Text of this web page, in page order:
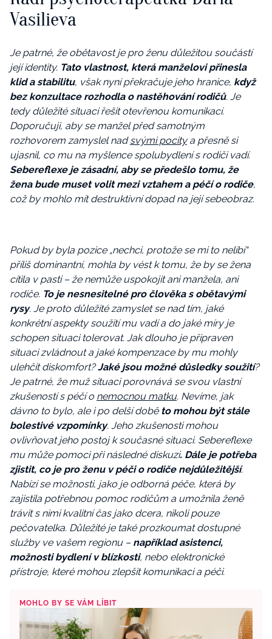
Vasilieva
Je patrné, že obětavost je pro ženu důležitou součástí
její identity. Tato vlastnost, která manželovi přinesla
klid a stabilitu, však nyní překračuje jeho hranice, když
bez konzultace rozhodla o nastěhování rodičů. Je
tedy důležité situaci řešit otevřenou komunikací.
Doporučuji, aby se manžel před samotným
rozhovorem zamyslel nadsvými pocitya přesně si
ujasnil, co mu na myšlence spolubydlení s rodiči vadí.
Sebereflexe je zásadní, aby se předešlo tomu, že
žena bude muset volit mezi vztahem a péčí o rodiče,
což by mohlo mít destruktivní dopad na její sebeobraz.
Pokud by byla pozice „nechci, protože se mi to nelíbí“
příliš dominantní, mohla by vést k tomu, že by se žena
cítila v pasti – že nemůže uspokojit ani manžela, ani
rodiče. To je nesnesitelné pro člověka s obětavými
rysy. Je proto důležité zamyslet se nad tím, jaké
konkrétní aspekty soužití mu vadí a do jaké míry je
schopen situaci tolerovat. Jak dlouho je připraven
situaci zvládnout a jaké kompenzace by mu mohly
ulehčit diskomfort?Jaké jsou možné důsledky soužití?
Je patrné, že muž situaci porovnává se svou vlastní
zkušeností s péčí o nemocnou matku. Nevíme, jak
dávno to bylo, ale i po delší doběto mohou být stále
bolestivé vzpomínky. Jeho zkušenosti mohou
ovlivňovat jeho postoj k současné situaci. Sebereflexe
mu může pomoci při následné diskuzi. Dále je potřeba
zjistit, co je pro ženu v péči o rodiče nejdůležitější.
Nabízí se možnosti, jako je odborná péče, která by
zajistila potřebnou pomoc rodičům a umožnila ženě
trávit s nimi kvalitní čas jako dcera, nikoli pouze
pečovatelka. Důležité je také prozkoumat dostupné
služby ve vašem regionu –například asistenci,
možnosti bydlení v blízkosti, nebo elektronické
přístroje, které mohou zlepšit komunikaci a péči.
MOHLO BY SE VÁM LÍBIT